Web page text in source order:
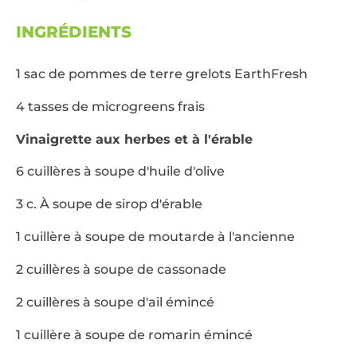
INGRÉDIENTS
1 sac de pommes de terre grelots EarthFresh
4 tasses de microgreens frais
Vinaigrette aux herbes et à l'érable
6 cuillères à soupe d'huile d'olive
3 c. À soupe de sirop d'érable
1 cuillère à soupe de moutarde à l'ancienne
2 cuillères à soupe de cassonade
2 cuillères à soupe d'ail émincé
1 cuillère à soupe de romarin émincé